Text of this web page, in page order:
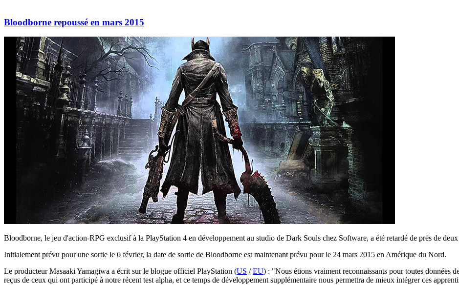
Bloodborne repoussé en mars 2015
Bloodborne, le jeu d'action-RPG exclusif à la PlayStation 4 en développement au studio de Dark Souls chez Software, a été retardé de près de
Initialement prévu pour une sortie le 6 février, la date de sortie de Bloodborne est maintenant prévu pour le 24 mars 2015 en Amérique du Nord.
Le producteur Masaaki Yamagiwa a écrit sur le blogue officiel PlayStation (US /EU) : "Nous étions vraiment reconnaissants pour toutes données
reçus de ceux qui ont participé à notre récent test alpha, et ce temps de développement supplémentaire nous permettra de mieux intégrer ces